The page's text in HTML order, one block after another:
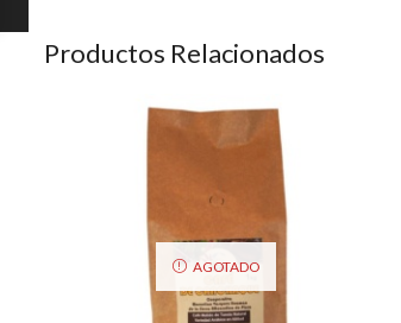
Productos Relacionados
AGOTADO